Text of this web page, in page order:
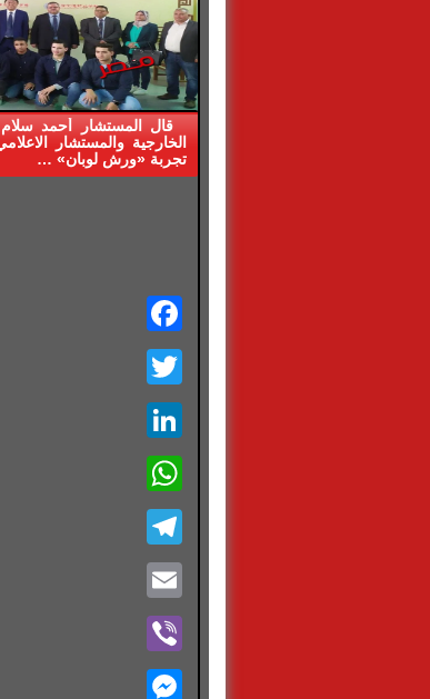
قال المستشار أحمد
الخارجية والمستشار
تجربة «ورش لوبان» …